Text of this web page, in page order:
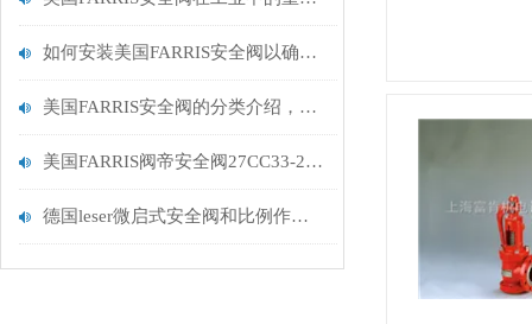
如何安装美国FARRIS安全阀以确保其正常运行？
美国FARRIS安全阀的分类介绍，看看有没有你适用的？
美国FARRIS阀帝安全阀27CC33-220/S4/SP
德国leser微启式安全阀和比例作用式